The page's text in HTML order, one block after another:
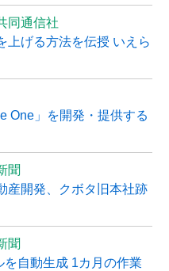
同通信社
上げる方法を伝授 いえら
One」を開発・提供する
聞
産開発、クボタ旧本社跡
聞
自動生成 1カ月の作業